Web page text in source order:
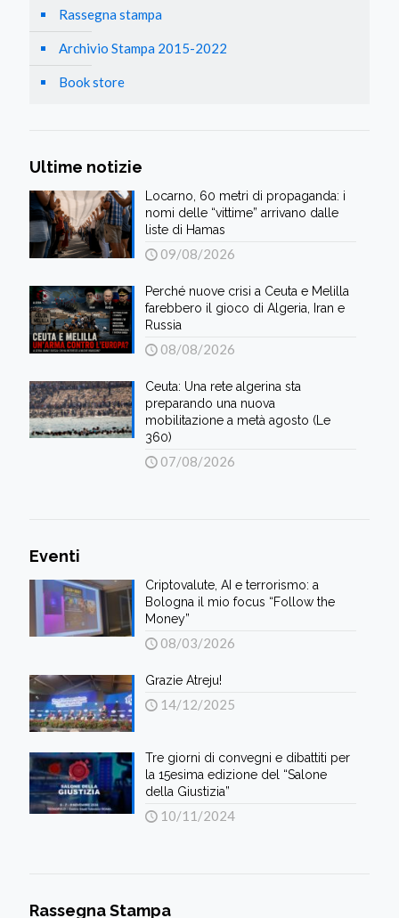
Rassegna stampa
Archivio Stampa 2015-2022
Book store
Ultime notizie
Locarno, 60 metri di propaganda: i
nomi delle “vittime” arrivano dalle
liste di Hamas
09/08/2026
Perché nuove crisi a Ceuta e Melilla
farebbero il gioco di Algeria, Iran e
Russia
08/08/2026
Ceuta: Una rete algerina sta
preparando una nuova
mobilitazione a metà agosto (Le
360)
07/08/2026
Eventi
Criptovalute, AI e terrorismo: a
Bologna il mio focus “Follow the
Money”
08/03/2026
Grazie Atreju!
14/12/2025
Tre giorni di convegni e dibattiti per
la 15esima edizione del “Salone
della Giustizia”
10/11/2024
Rassegna Stampa